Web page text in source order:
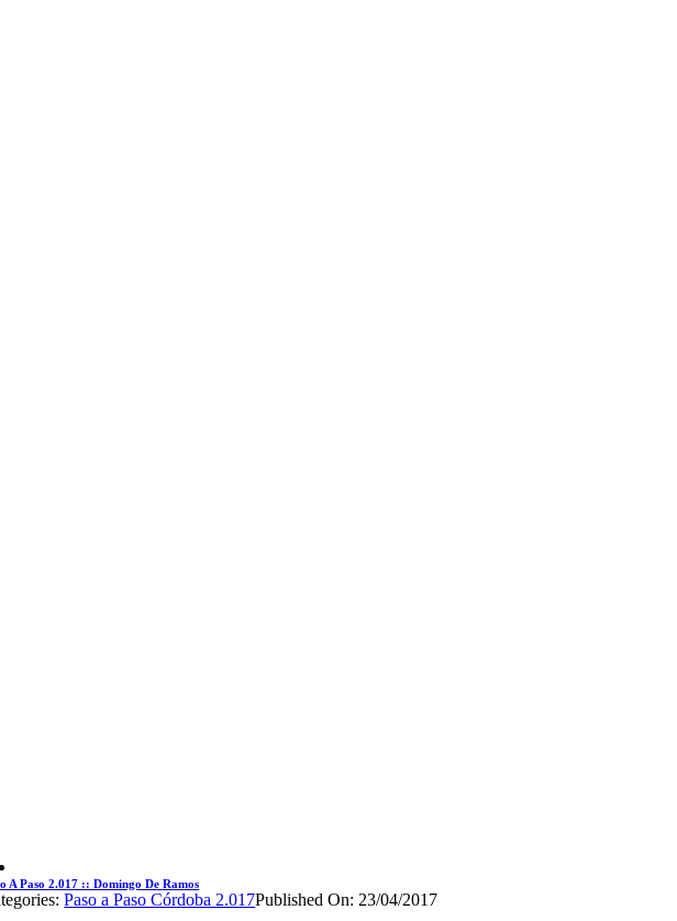
A Paso 2.017 :: Domingo De Ramos
Paso a Paso Córdoba 2.017Published On: 23/04/2017